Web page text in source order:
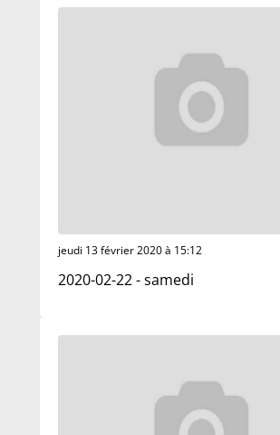
jeudi 13 février 2020 à 15:12
2020-02-22 - samedi